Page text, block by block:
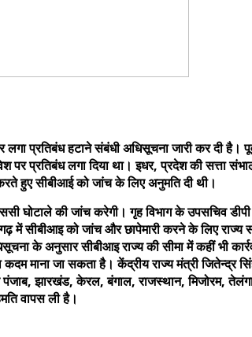
प्रतिबंध हटाने संबंधी अधिसूचना जारी कर दी है।
प्रतिबंध लगा दिया था। इधर, प्रदेश की सत्ता
हुए सीबीआई को जांच के लिए अनुमति दी थी।
घोटाले की जांच करेगी। गृह विभाग के उपसचिव डीपी
में सीबीआइ को जांच और छापेमारी करने के लिए राज्य
के अनुसार सीबीआइ राज्य की सीमा में कहीं भी
माना जा सकता है। केंद्रीय राज्य मंत्री जितेन्द्र
झारखंड, केरल, बंगाल, राजस्थान, मिजोरम,
वापस ली है।